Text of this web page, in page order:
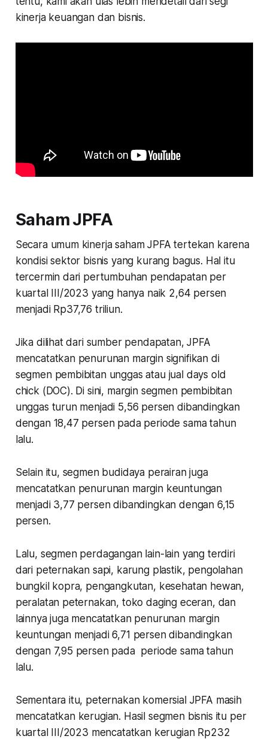
kinerja keuangan dan bisnis.
Saham JPFA
Secara umum kinerja saham JPFA tertekan karena
kondisi sektor bisnis yang kurang bagus. Hal itu
tercermin dari pertumbuhan pendapatan per
kuartal III/2023 yang hanya naik 2,64 persen
menjadi Rp37,76 triliun.
Jika dilihat dari sumber pendapatan, JPFA
mencatatkan penurunan margin signifikan di
segmen pembibitan unggas atau jual days old
chick (DOC). Di sini, margin segmen pembibitan
unggas turun menjadi 5,56 persen dibandingkan
dengan 18,47 persen pada periode sama tahun
lalu.
Selain itu, segmen budidaya perairan juga
mencatatkan penurunan margin keuntungan
menjadi 3,77 persen dibandingkan dengan 6,15
persen.
Lalu, segmen perdagangan lain-lain yang terdiri
dari peternakan sapi, karung plastik, pengolahan
bungkil kopra, pengangkutan, kesehatan hewan,
peralatan peternakan, toko daging eceran, dan
lainnya juga mencatatkan penurunan margin
keuntungan menjadi 6,71 persen dibandingkan
dengan 7,95 persen pada periode sama tahun
lalu.
Sementara itu, peternakan komersial JPFA masih
mencatatkan kerugian. Hasil segmen bisnis itu per
kuartal III/2023 mencatatkan kerugian Rp232